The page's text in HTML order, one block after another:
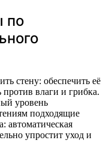
по
стену: обеспечить её
влаги и грибка.
уровень
подходящие
автоматическая
упростит уход и